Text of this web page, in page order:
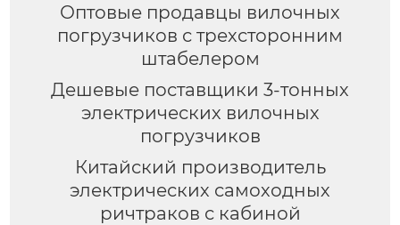
Оптовые продавцы вилочных
погрузчиков с трехсторонним
штабелером
Дешевые поставщики 3-тонных
электрических вилочных
погрузчиков
Китайский производитель
электрических самоходных
ричтраков с кабиной